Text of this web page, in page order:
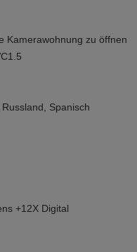
Kamerawohnung zu öffnen
Spanisch
+12X Digital